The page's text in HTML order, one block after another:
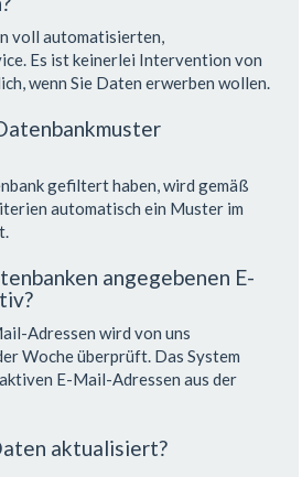
voll automatisierten,
Es ist keinerlei Intervention von
wenn Sie Daten erwerben wollen.
gefiltert haben, wird gemäß
automatisch ein Muster im
angegebenen E-
Adressen wird von uns
Woche überprüft. Das System
E-Mail-Adressen aus der
aktualisiert?